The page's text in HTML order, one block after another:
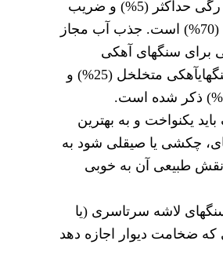
جذب آب سنگهای رگی حداکثر (5%) و ضریب
نرم شدندست کم (70%) است. جذب آب مجاز
برای سنگهای آهکی
متراکم (15%)، سنگهایآهکی متخلخل (25%) و
یکنواخت و به بهترین
چکشی یا صیقلی شود به
طبیعی آن به خوبی
لاشه سرتاسری (یا
ضخامت دیوار اجازه دهد